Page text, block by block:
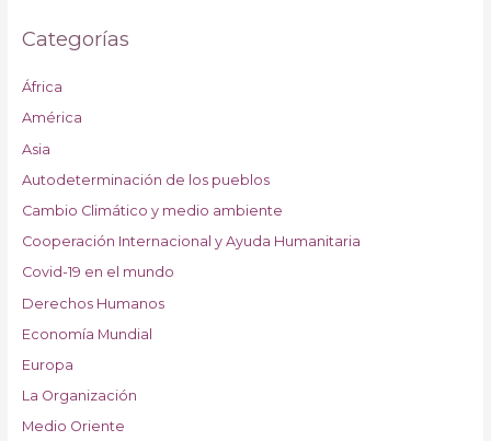
Categorías
África
América
Asia
Autodeterminación de los pueblos
Cambio Climático y medio ambiente
Cooperación Internacional y Ayuda Humanitaria
Covid-19 en el mundo
Derechos Humanos
Economía Mundial
Europa
La Organización
Medio Oriente